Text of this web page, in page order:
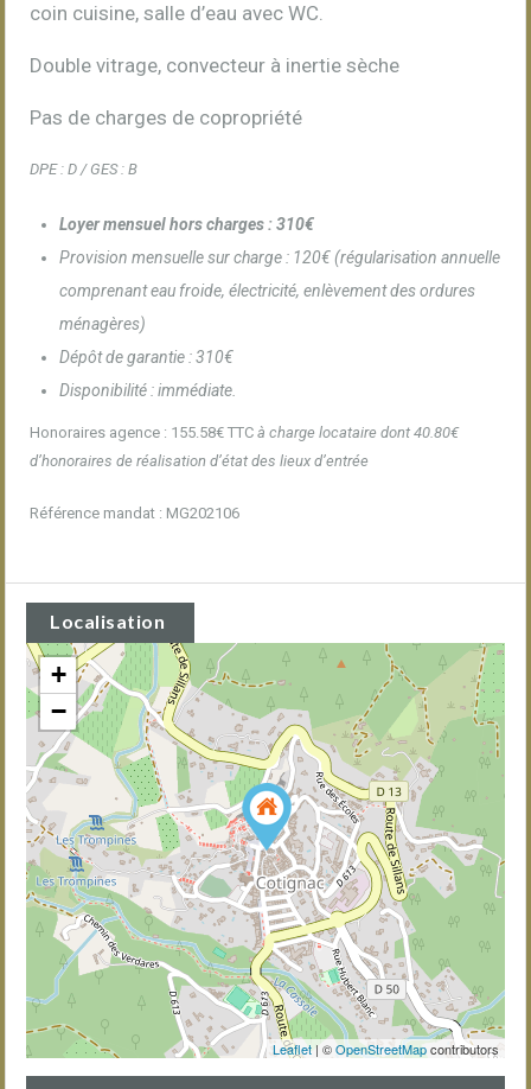
coin cuisine, salle d’eau avec WC.
Double vitrage, convecteur à inertie sèche
Pas de charges de copropriété
DPE : D / GES : B
Loyer mensuel hors charges : 310€
Provision mensuelle sur charge : 120€ (régularisation annuelle
comprenant eau froide, électricité, enlèvement des ordures
ménagères)
Dépôt de garantie : 310€
Disponibilité : immédiate.
Honoraires agence : 155.58€ TTC à charge locataire dont 40.80€
d’honoraires de réalisation d’état des lieux d’entrée
Référence mandat : MG202106
Localisation
+
−
Leaflet| ©OpenStreetMapcontributors